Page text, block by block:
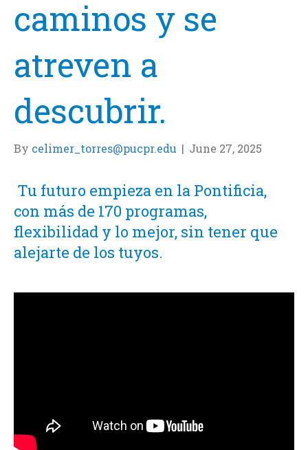
caminos y se
atreven a
descubrir.
By celimer_torres@pucpr.edu | June 27, 2025
Tu futuro empieza en la Pontificia,
con más de 170 programas,
flexibilidad y lo mejor, sin tener que
alejarte de los tuyos.